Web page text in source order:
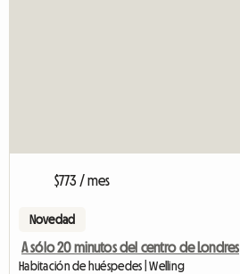
$773 / mes
Novedad
A sólo 20 minutos del centro de Londres
Habitación de huéspedes | Welling